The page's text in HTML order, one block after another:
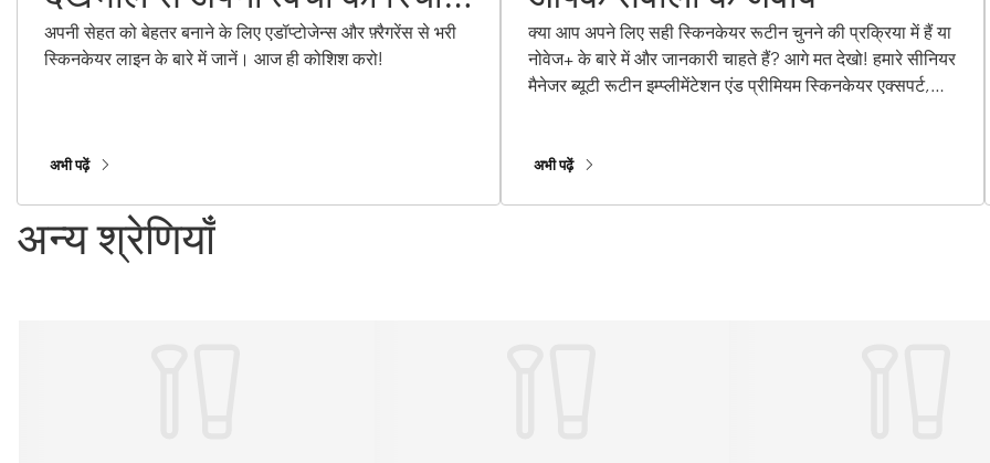
करें
अपनी सेहत को बेहतर बनाने के लिए एडॉप्टोजेन्स और फ़्रैगरेंस से भरी
स्किनकेयर लाइन के बारे में जानें। आज ही कोशिश करो!
अभी पढ़ें
क्या आप अपने लिए सही स्किनकेयर रूटीन चुनने की प्रक्रिया में हैं या
नोवेज+ के बारे में और जानकारी चाहते हैं? आगे मत देखो! हमारे सीनियर
मैनेजर ब्यूटी रूटीन इम्प्लीमेंटेशन एंड प्रीमियम स्किनकेयर एक्सपर्ट,
अभी पढ़ें
अन्य श्रेणियाँ